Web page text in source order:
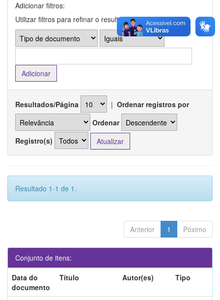
Adicionar filtros:
Utilizar filtros para refinar o resultado de busca.
Resultados/Página | Ordenar registros por
Ordenar
Registro(s)
Resultado 1-1 de 1.
Anterior 1 Póximo
Conjunto de itens:
Data do
documento
Título Autor(es) Tipo